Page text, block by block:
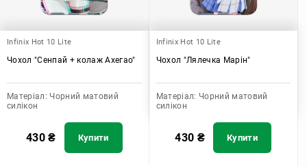
Infinix Hot 10 Lite
Чохол "Сенпай + колаж Ахегао"
Матеріал: Чорний матовий
силікон
430₴ Купити
Infinix Hot 10 Lite
Чохол "Лялечка Марін"
Матеріал: Чорний матовий
силікон
430 ₴ Купити